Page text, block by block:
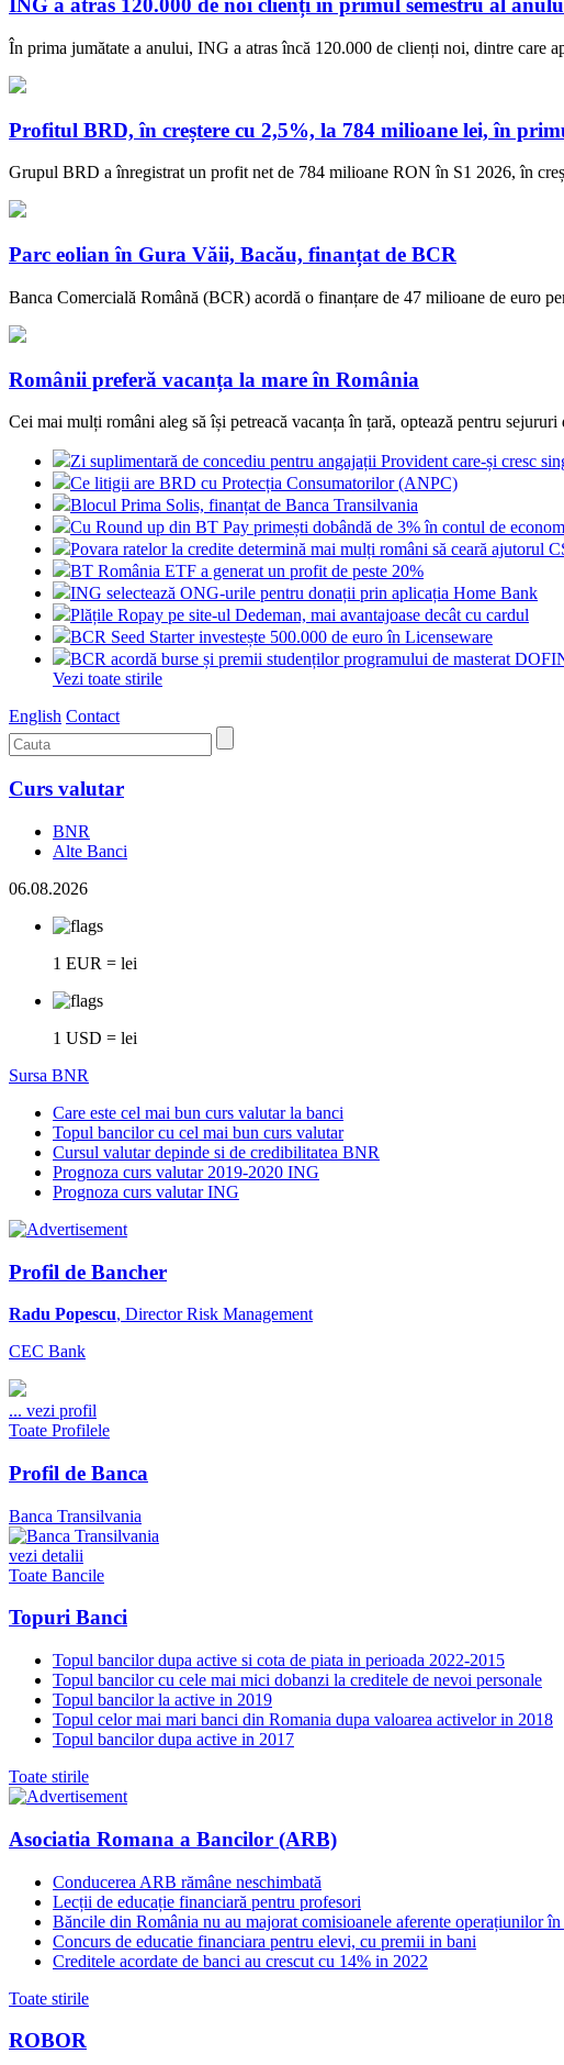
ING a atras 120.000 de noi clienți în primul semestru al
În prima jumătate a anului, ING a atras încă 120.000 de clienți noi, dintre care
Profitul BRD, în creștere cu 2,5%, la 784 milioane lei, în
Grupul BRD a înregistrat un profit net de 784 milioane RON în S1 2026, în
Parc eolian în Gura Văii, Bacău, finanțat de BCR
Banca Comercială Română (BCR) acordă o finanțare de 47 milioane de euro
Românii preferă vacanța la mare în România
Cei mai mulți români aleg să își petreacă vacanța în țară, optează pentru
Zi suplimentară de concediu pentru angajații Provident care-și cresc
Ce litigii are BRD cu Protecția Consumatorilor (ANPC)
Blocul Prima Solis, finanțat de Banca Transilvania
Cu Round up din BT Pay primești dobândă de 3% în contul de
Povara ratelor la credite determină mai mulți români să ceară ajutorul
BT România ETF a generat un profit de peste 20%
ING selectează ONG-urile pentru donații prin aplicația Home Bank
Plățile Ropay pe site-ul Dedeman, mai avantajoase decât cu cardul
BCR Seed Starter investește 500.000 de euro în Licenseware
BCR acordă burse și premii studenților programului de masterat
Vezi toate stirile
English Contact
Curs valutar
BNR
Alte Banci
06.08.2026
1 EUR = lei
1 USD = lei
Sursa BNR
Care este cel mai bun curs valutar la banci
Topul bancilor cu cel mai bun curs valutar
Cursul valutar depinde si de credibilitatea BNR
Prognoza curs valutar 2019-2020 ING
Prognoza curs valutar ING
Profil de Bancher
Radu Popescu, Director Risk Management
CEC Bank
... vezi profil
Toate Profilele
Profil de Banca
Banca Transilvania
vezi detalii
Toate Bancile
Topuri Banci
Topul bancilor dupa active si cota de piata in perioada 2022-2015
Topul bancilor cu cele mai mici dobanzi la creditele de nevoi personale
Topul bancilor la active in 2019
Topul celor mai mari banci din Romania dupa valoarea activelor in 2018
Topul bancilor dupa active in 2017
Toate stirile
Asociatia Romana a Bancilor (ARB)
Conducerea ARB rămâne neschimbată
Lecții de educație financiară pentru profesori
Băncile din România nu au majorat comisioanele aferente operațiunilor în
Concurs de educatie financiara pentru elevi, cu premii in bani
Creditele acordate de banci au crescut cu 14% in 2022
Toate stirile
ROBOR